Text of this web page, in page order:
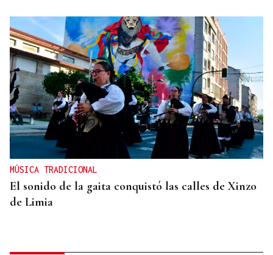
MÚSICA TRADICIONAL
El sonido de la gaita conquistó las calles de Xinzo
de Limia